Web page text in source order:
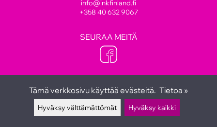
info@inkfinland.fi
+358 40 632 9067
SEURAA MEITÄ
Tämä verkkosivu käyttää evästeitä. Tietoa »
Hyväksy välttämättömät Hyväksy kaikki